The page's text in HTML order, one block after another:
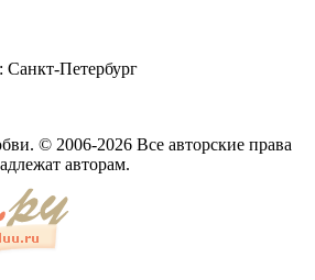
Петербург
© 2006-2026 Все авторские права
авторам.